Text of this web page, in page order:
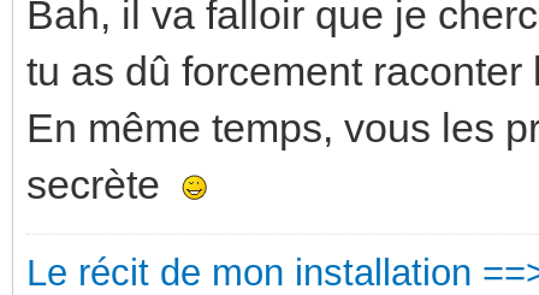
Bah, il va falloir que je
tu as dû forcement raconter
En même temps, vous les
secrète
Le récit de mon installation